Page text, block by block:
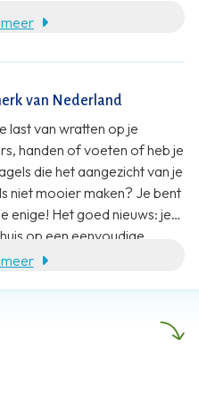
van Nederland
last van wratten op je
handen of voeten of heb je
die het aangezicht van je
niet mooier maken? Je bent
enige! Het goed nieuws: je
op een eenvoudige
een wrat of kalknagel